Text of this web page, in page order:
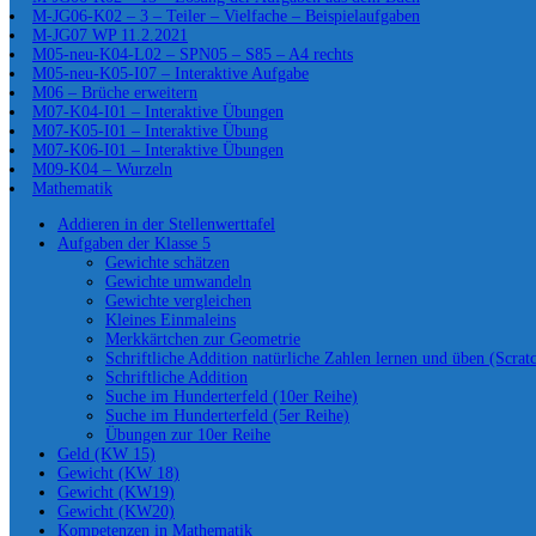
M-JG06-K02 – 3 – Teiler – Vielfache – Beispielaufgaben
M-JG07 WP 11.2.2021
M05-neu-K04-L02 – SPN05 – S85 – A4 rechts
M05-neu-K05-I07 – Interaktive Aufgabe
M06 – Brüche erweitern
M07-K04-I01 – Interaktive Übungen
M07-K05-I01 – Interaktive Übung
M07-K06-I01 – Interaktive Übungen
M09-K04 – Wurzeln
Mathematik
Addieren in der Stellenwerttafel
Aufgaben der Klasse 5
Gewichte schätzen
Gewichte umwandeln
Gewichte vergleichen
Kleines Einmaleins
Merkkärtchen zur Geometrie
Schriftliche Addition natürliche Zahlen lernen und üben
Schriftliche Addition
Suche im Hunderterfeld (10er Reihe)
Suche im Hunderterfeld (5er Reihe)
Übungen zur 10er Reihe
Geld (KW 15)
Gewicht (KW 18)
Gewicht (KW19)
Gewicht (KW20)
Kompetenzen in Mathematik